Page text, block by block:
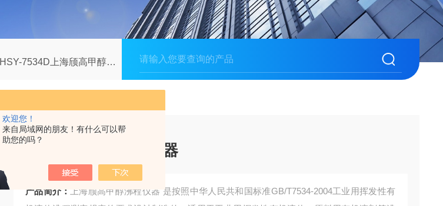
欢迎您！
来自局域网的朋友！有什么可以帮
助您的吗？
HSY-7534D上海颀高甲醇沸程仪器
上海颀高甲醇沸程仪器
产品简介：
上海颀高甲醇沸程仪器 是按照中华人民共和国标准GB/T7534-2004工业用挥发性有